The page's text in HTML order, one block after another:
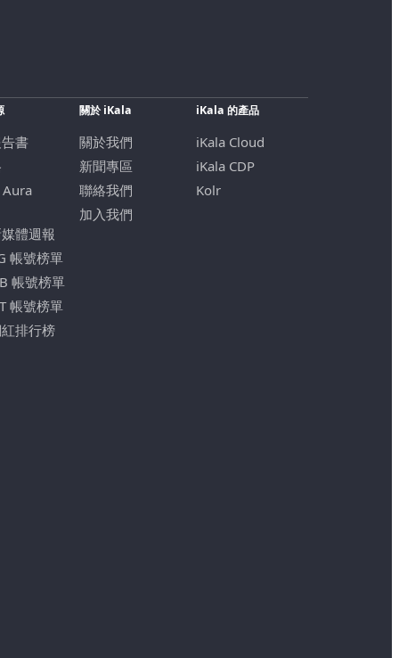
書
體週報
帳號榜單
帳號榜單
帳號榜單
排行榜
關於 iKala
關於我們
新聞專區
聯絡我們
加入我們
iKala 的產品
iKala Cloud
iKala CDP
Kolr